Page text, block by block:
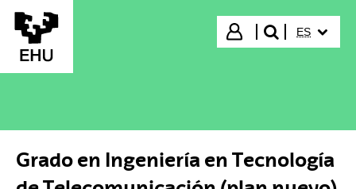
Saltar al contenido principal
Iniciar sesión
buscar"
ES
Grado en Ingeniería en Tecnología